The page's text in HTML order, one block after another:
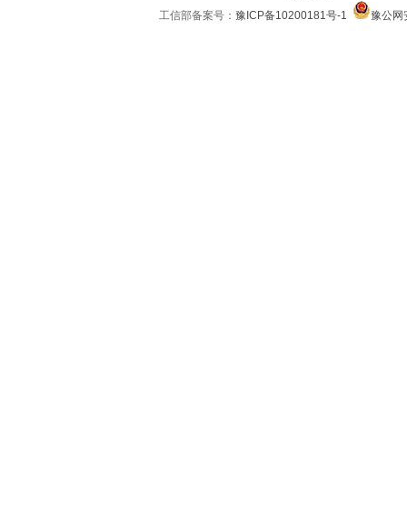
工信部备案号： 豫ICP备10200181号-1 豫公网